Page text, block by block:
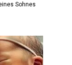
Sohnes